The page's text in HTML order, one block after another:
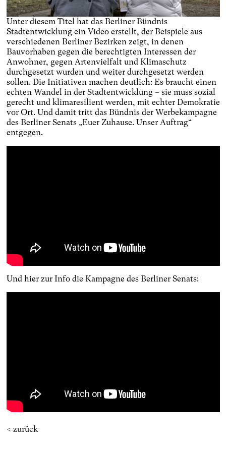
Unter diesem Titel hat das Berliner Bündnis
Stadtentwicklung ein Video erstellt, der Beispiele aus
verschiedenen Berliner Bezirken zeigt, in denen
Bauvorhaben gegen die berechtigten Interessen der
Anwohner, gegen Artenvielfalt und Klimaschutz
durchgesetzt wurden und weiter durchgesetzt werden
sollen. Die Initiativen machen deutlich: Es braucht einen
echten Wandel in der Stadtentwicklung – sie muss sozial
gerecht und klimaresilient werden, mit echter Demokratie
vor Ort. Und damit tritt das Bündnis der Werbekampagne
des Berliner Senats „Euer Zuhause. Unser Auftrag“
entgegen.
Und hier zur Info die Kampagne des Berliner Senats:
< zurück